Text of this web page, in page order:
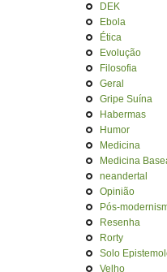
DEK
Ebola
Ética
Evolução
Filosofia
Geral
Gripe Suína
Habermas
Humor
Medicina
Medicina
neandertal
Opinião
Pós-
Resenha
Rorty
Solo
Velho